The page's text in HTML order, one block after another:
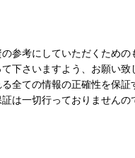
参考にしていただくための
下さいますよう、お願い
全ての情報の正確性を保証
は一切行っておりませんの